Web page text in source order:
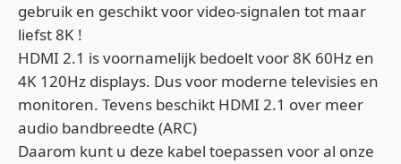
gebruik en geschikt voor video-signalen tot maar
liefst 8K !
HDMI 2.1 is voornamelijk bedoelt voor 8K 60Hz en
4K 120Hz displays. Dus voor moderne televisies en
monitoren. Tevens beschikt HDMI 2.1 over meer
audio bandbreedte (ARC)
Daarom kunt u deze kabel toepassen voor al onze